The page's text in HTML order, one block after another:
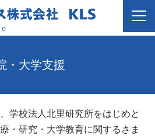
・大学支援
学校法人北里研究所をはじめと
・研究・大学教育に関するさま